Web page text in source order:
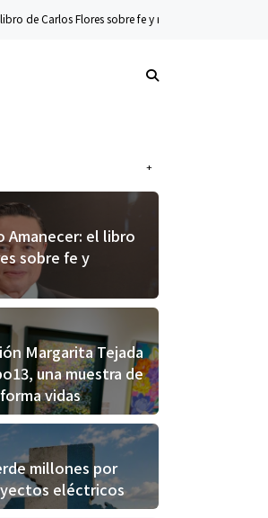
y resiliencia Tecnología La nueva serie Galaxy Z
+
Amanecer: el libro
sobre fe y
Margarita Tejada
una muestra de
vidas
millones por
eléctricos